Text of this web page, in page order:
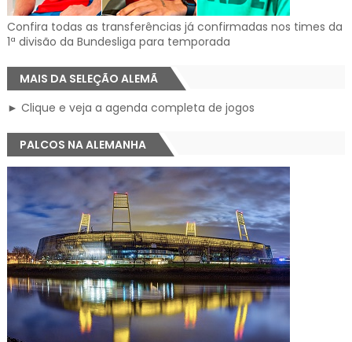
Confira todas as transferências já confirmadas nos times da
1ª divisão da Bundesliga para temporada
MAIS DA SELEÇÃO ALEMÃ
► Clique e veja a agenda completa de jogos
PALCOS NA ALEMANHA